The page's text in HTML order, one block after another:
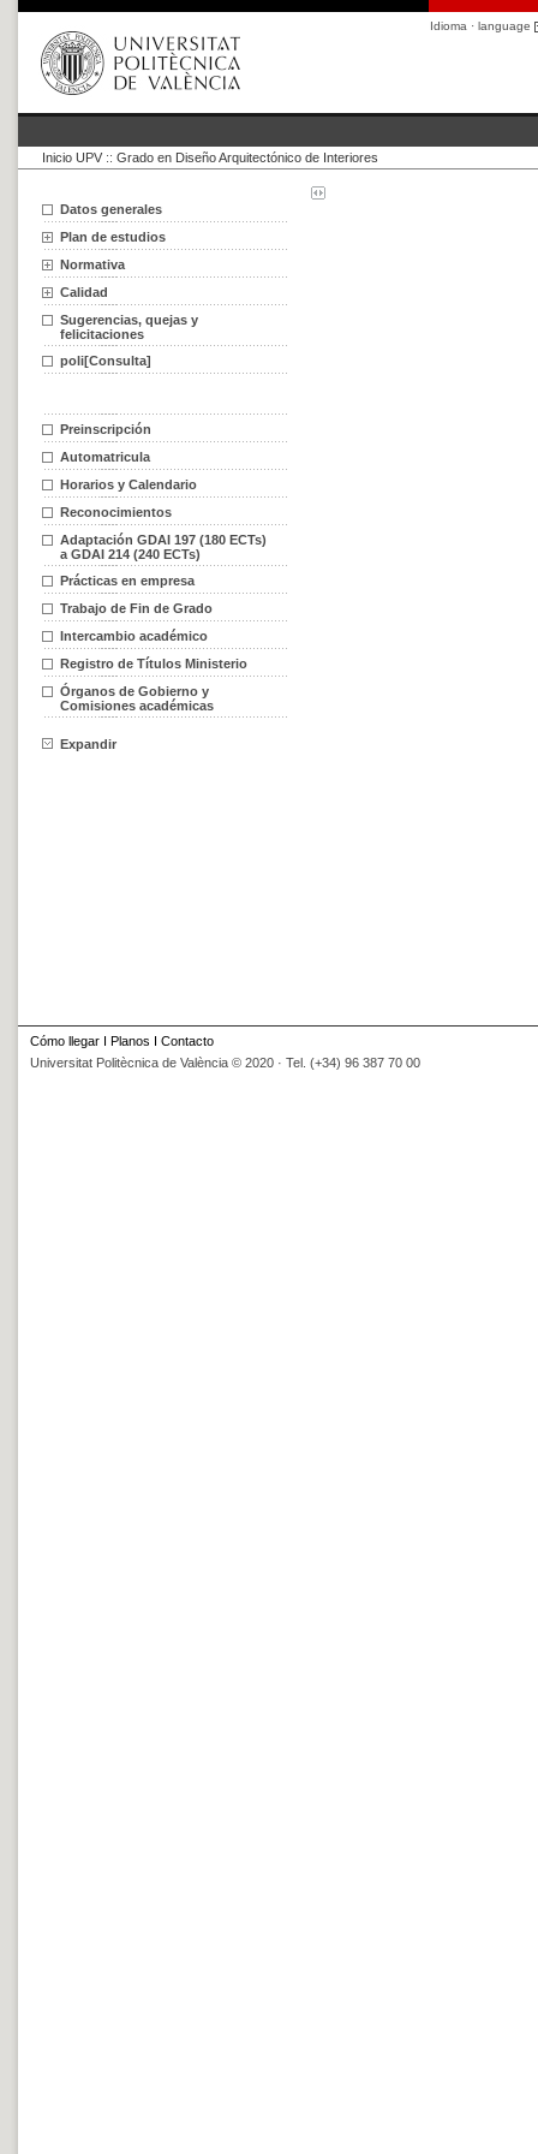
Idioma · language
Inicio UPV :: Grado en Diseño Arquitectónico de Interiores
Datos generales
Plan de estudios
Normativa
Calidad
Sugerencias, quejas y
felicitaciones
poli[Consulta]
Preinscripción
Automatricula
Horarios y Calendario
Reconocimientos
Adaptación GDAI 197 (180 ECTs)
a GDAI 214 (240 ECTs)
Prácticas en empresa
Trabajo de Fin de Grado
Intercambio académico
Registro de Títulos Ministerio
Órganos de Gobierno y
Comisiones académicas
Expandir
Cómo llegar I Planos I Contacto
Universitat Politècnica de València © 2020 · Tel. (+34) 96 387 70 00